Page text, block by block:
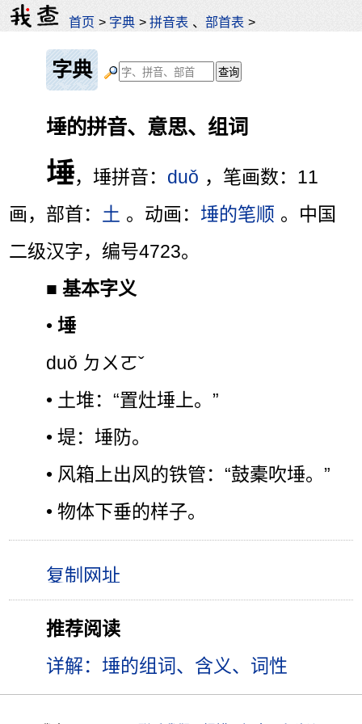
首页 > 字典 >拼音表 、部首表 >
字典
埵的拼音、意思、组词
埵，埵拼音： duǒ ，笔画数：11
画，部首： 土 。动画： 埵的笔顺 。中国
二级汉字，编号4723。
■基本字义
•埵
duǒ ㄉㄨㄛˇ
• 土堆：“置灶埵上。”
• 堤：埵防。
• 风箱上出风的铁管：“鼓橐吹埵。”
• 物体下垂的样子。
推荐阅读
详解：埵的组词、含义、词性